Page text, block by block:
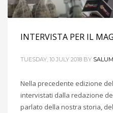
INTERVISTA PER IL
TUESDAY, 10 JULY 2018 BY
Nella precedente edizione
intervistati dalla redazione
parlato della nostra storia,